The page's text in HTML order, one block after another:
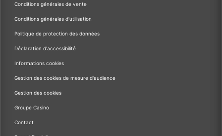
Conditions générales de vente
Conditions générales d'utilisation
Politique de protection des données
Déclaration d'accessibilité
Informations cookies
Gestion des cookies de mesure d'audience
Gestion des cookies
Groupe Casino
Contact